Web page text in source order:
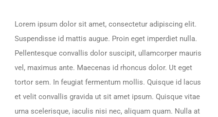
Lorem ipsum dolor sit amet, consectetur adipiscing elit.
Suspendisse id mattis augue. Proin eget imperdiet nulla.
Pellentesque convallis dolor suscipit, ullamcorper mauris
vel, maximus ante. Maecenas id rhoncus dolor. Ut eget
tortor sem. In feugiat fermentum mollis. Quisque id lacus
et velit convallis gravida ut sit amet ipsum. Quisque vitae
urna scelerisque, iaculis nisi nec, aliquam quam. Nulla at